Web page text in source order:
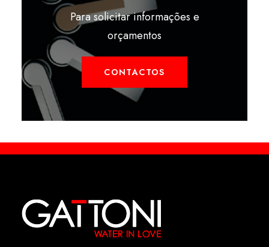
Para solicitar informações e
orçamentos
CONTACTOS